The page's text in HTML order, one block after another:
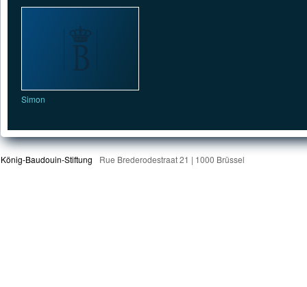
Simon
König-Baudouin-Stiftung Rue Brederodestraat 21 | 1000 Brüssel